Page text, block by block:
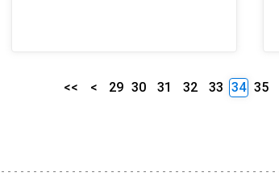
<< < 29 30 31 32 33 34 35